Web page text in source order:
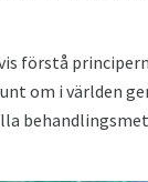
förstå
om i världen